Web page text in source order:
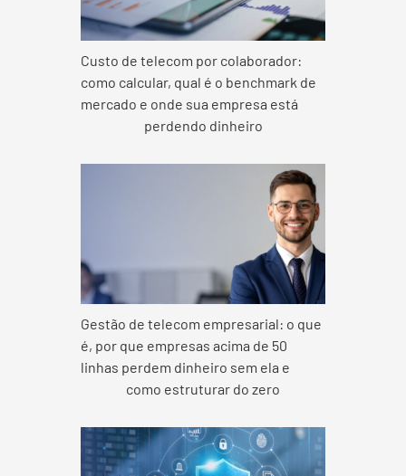
Custo de telecom por colaborador:
como calcular, qual é o benchmark de
mercado e onde sua empresa está
perdendo dinheiro
Gestão de telecom empresarial: o que
é, por que empresas acima de 50
linhas perdem dinheiro sem ela e
como estruturar do zero